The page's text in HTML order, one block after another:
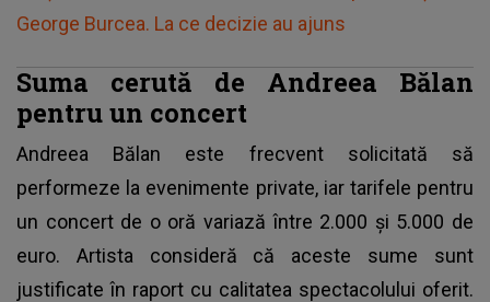
George Burcea. La ce decizie au ajuns
Suma cerută de Andreea Bălan
pentru un concert
Andreea Bălan este frecvent solicitată să
performeze la evenimente private, iar tarifele pentru
un concert de o oră variază între 2.000 și 5.000 de
euro. Artista consideră că aceste sume sunt
justificate în raport cu calitatea spectacolului oferit.